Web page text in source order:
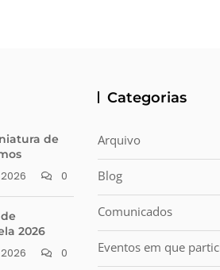
de
0
2026
0
Categorias
Arquivo
Blog
Comunicados
Eventos em que